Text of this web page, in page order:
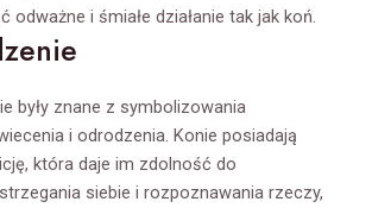
odważne i śmiałe działanie tak jak koń.
były znane z symbolizowania
i odrodzenia. Konie posiadają
która daje im zdolność do
siebie i rozpoznawania rzeczy,